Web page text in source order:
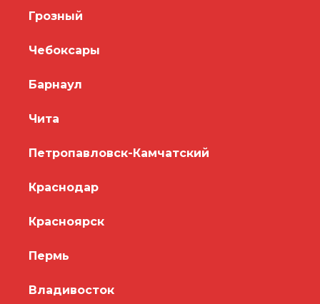
Грозный
Чебоксары
Барнаул
Чита
Петропавловск-Камчатский
Краснодар
Красноярск
Пермь
Владивосток